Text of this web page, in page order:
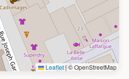
Leaflet|© OpenStreetMap